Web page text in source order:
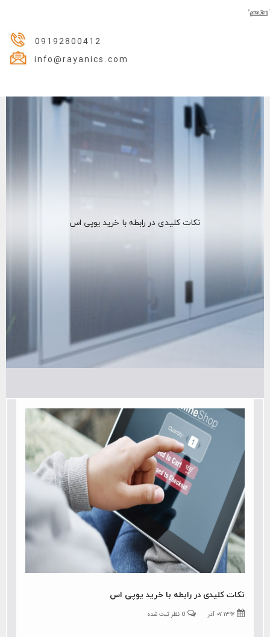
09192800412
info@rayanics.com
نکات کلیدی در رابطه با خرید یوپی اس
نکات کلیدی در رابطه با خرید یوپی اس
۱۳۹۷ ۰۷ آذر 0 نظر ثبت شده